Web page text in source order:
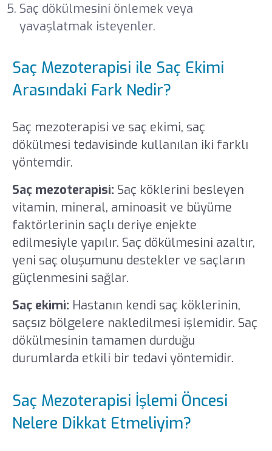
Saç dökülmesini önlemek veya
yavaşlatmak isteyenler.
Saç Mezoterapisi ile Saç Ekimi
Arasındaki Fark Nedir?
Saç mezoterapisi ve saç ekimi, saç
dökülmesi tedavisinde kullanılan iki farklı
yöntemdir.
Saç mezoterapisi: Saç köklerini besleyen
vitamin, mineral, aminoasit ve büyüme
faktörlerinin saçlı deriye enjekte
edilmesiyle yapılır. Saç dökülmesini azaltır,
yeni saç oluşumunu destekler ve saçların
güçlenmesini sağlar.
Saç ekimi: Hastanın kendi saç köklerinin,
saçsız bölgelere nakledilmesi işlemidir. Saç
dökülmesinin tamamen durduğu
durumlarda etkili bir tedavi yöntemidir.
Saç Mezoterapisi İşlemi Öncesi
Nelere Dikkat Etmeliyim?